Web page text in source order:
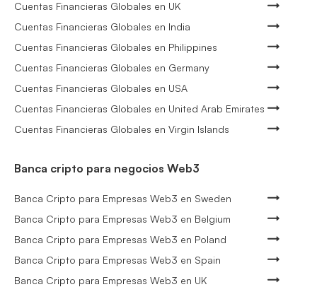
Cuentas Financieras Globales en UK
Cuentas Financieras Globales en India
Cuentas Financieras Globales en Philippines
Cuentas Financieras Globales en Germany
Cuentas Financieras Globales en USA
Cuentas Financieras Globales en United Arab Emirates
Cuentas Financieras Globales en Virgin Islands
Banca cripto para negocios Web3
Banca Cripto para Empresas Web3 en Sweden
Banca Cripto para Empresas Web3 en Belgium
Banca Cripto para Empresas Web3 en Poland
Banca Cripto para Empresas Web3 en Spain
Banca Cripto para Empresas Web3 en UK